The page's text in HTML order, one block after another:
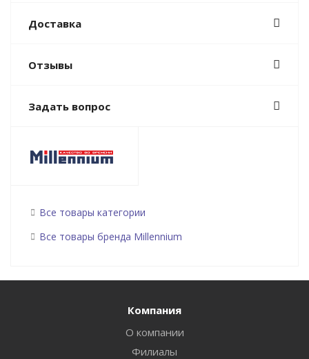
Доставка
Отзывы
Задать вопрос
Все товары категории
Все товары бренда Millennium
Компания
О компании
Филиалы